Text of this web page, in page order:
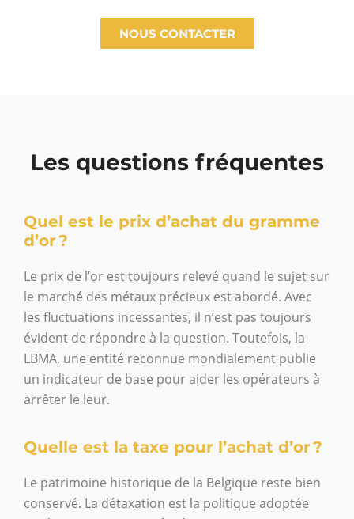
NOUS CONTACTER
Les questions fréquentes
Quel est le prix d’achat du gramme
d’or ?
Le prix de l’or est toujours relevé quand le sujet sur
le marché des métaux précieux est abordé. Avec
les fluctuations incessantes, il n’est pas toujours
évident de répondre à la question. Toutefois, la
LBMA, une entité reconnue mondialement publie
un indicateur de base pour aider les opérateurs à
arrêter le leur.
Quelle est la taxe pour l’achat d’or ?
Le patrimoine historique de la Belgique reste bien
conservé. La détaxation est la politique adoptée